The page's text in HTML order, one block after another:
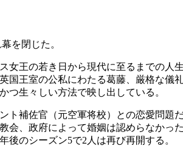
を閉じた。
王の若き日から現代に至るまでの人
王室の公私にわたる葛藤、厳格な儀
つ生々しい方法で映し出している。
補佐官（元空軍将校）との恋愛問題
、政府によって婚姻は認めらなかっ
のシーズン5で2人は再び再開する。